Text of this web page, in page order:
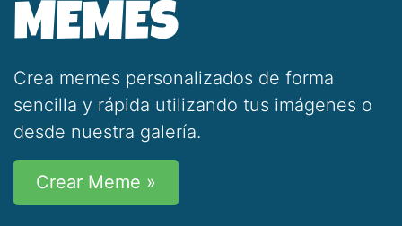
MEMES
Crea memes personalizados de forma
sencilla y rápida utilizando tus imágenes o
desde nuestra galería.
Crear Meme »